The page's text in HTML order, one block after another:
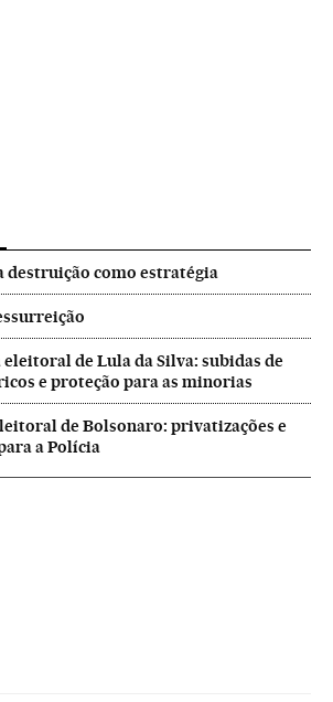
destruição como estratégia
de Lula da Silva: subidas de
e proteção para as minorias
de Bolsonaro: privatizações e
a Polícia